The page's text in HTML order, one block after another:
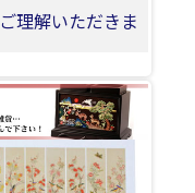
理解いただきま